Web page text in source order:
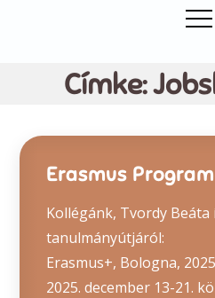
Címke:
Erasmus
Kollégánk, Tvordy Beáta
tanulmányútjáról:
Erasmus+, Bologna,
2025. december 13-21.